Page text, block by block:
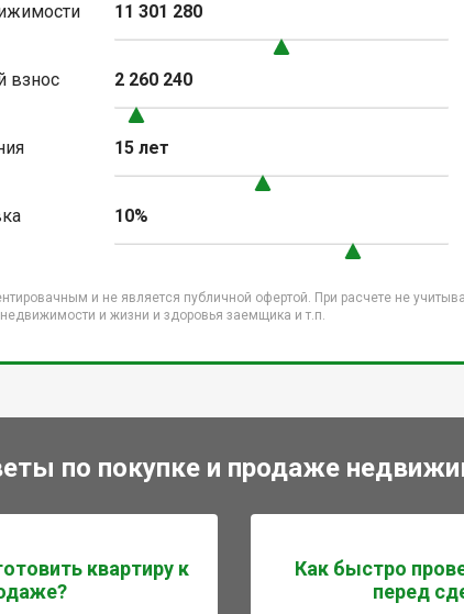
11 301 280
взнос 2 260 240
15 лет
10%
и не является публичной офертой. При расчете не
недвижимости и жизни и здоровья заемщика и т.п.
по покупке и продаже
квартиру к
Как быстро
перед